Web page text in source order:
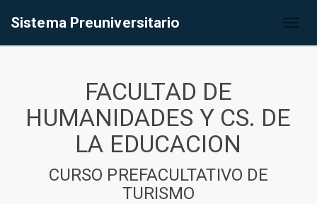
Sistema Preuniversitario
FACULTAD DE
HUMANIDADES Y CS. DE
LA EDUCACION
CURSO PREFACULTATIVO DE
TURISMO